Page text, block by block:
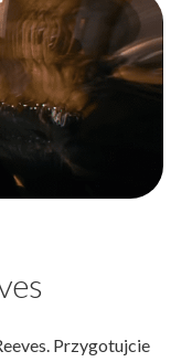
Przygotujcie